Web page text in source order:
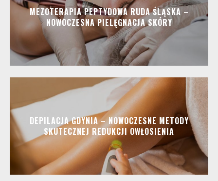
MEZOTERAPIA PEPTYDOWA RUDA ŚLĄSKA –
NOWOCZESNA PIELĘGNACJA SKÓRY
DEPILACJA GDYNIA – NOWOCZESNE METODY
SKUTECZNEJ REDUKCJI OWŁOSIENIA